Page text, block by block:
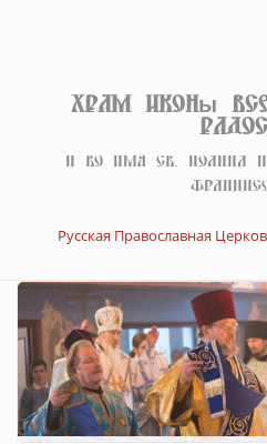
Храм иконы
И во имя св. Иоанна
Русская Православная